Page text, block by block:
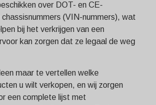
over DOT- en CE-
(VIN-nummers), wat
bij het verkrijgen van een
kan zorgen dat ze legaal de weg
maar te vertellen welke
u wilt verkopen, en wij zorgen
een complete lijst met